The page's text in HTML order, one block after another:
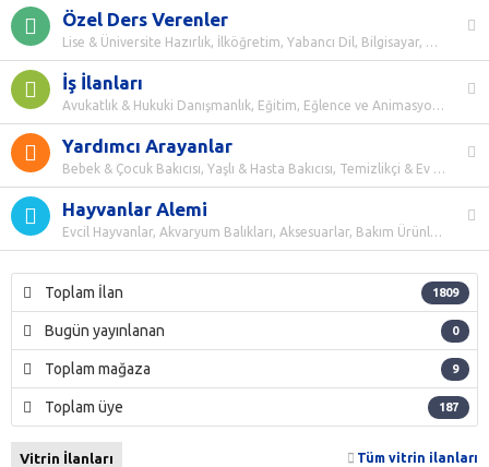
Özel Ders Verenler
Lise & Üniversite Hazırlık, İlköğretim, Yabancı Dil, Bilgisayar, Direksiyon, Spor, Müzik & Enstrüman, Güzel Sanatlar, Mesleki Dersler, Kişisel Gelişim, Çocuk Gelişimi, Güzel Konuşma & Diksiyon, Fotoğrafçılık
İş İlanları
Avukatlık & Hukuki Danışmanlık, Eğitim, Eğlence ve Animasyon, Güzellik ve Bakım, IT ve Yazılım Geliştirme, İnsan Kaynakları, İnşaat ve Yapı, İşletme ve Stratejik Yönetim, Koruma ve Güvenlik, Lojistik ve Taşıma, Mağazacılık ve Perakendecilik, Finans ve Bankacılık, Mühendislik, Müşteri Hizmetleri, Ofis Yönetimi ve İdari İşler, Part Time ve Ek İş Fırsatları, Pazarlama ve Ürün Yönetimi, Restoran ve Konaklama, Sağlık, Satış, Tamir ve Bakım, Tarım ve Hayvancılık, Tasarım ve Yaratıcılık, Tekstil ve Konfeksiyon, Üretim ve İmalat
Yardımcı Arayanlar
Bebek & Çocuk Bakıcısı, Yaşlı & Hasta Bakıcısı, Temizlikçi & Ev İşlerine Yardımcı
Hayvanlar Alemi
Evcil Hayvanlar, Akvaryum Balıkları, Aksesuarlar, Bakım Ürünleri, Yem ve Mama, Kümes Hayvanları, Büyükbaş Hayvanlar, Küçükbaş Hayvanlar, Deniz Canlıları, Sürüngenler, Böcekler
Toplam İlan 1809
Bugün yayınlanan 0
Toplam mağaza 9
Toplam üye 187
Vitrin İlanları Tüm vitrin ilanları